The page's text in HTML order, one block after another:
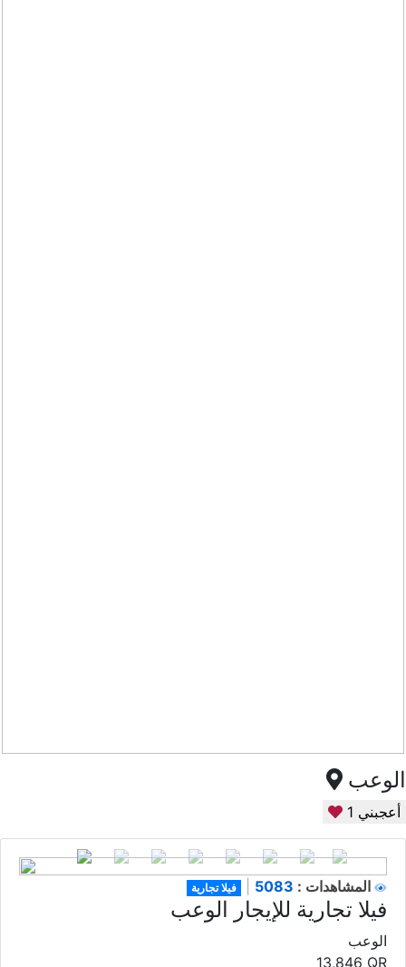
الوعب
1 أعجبني
فيلا تجارية المشاهدات :
فيلا تجارية للإيجار الوعب
الوعب
13,846 QR